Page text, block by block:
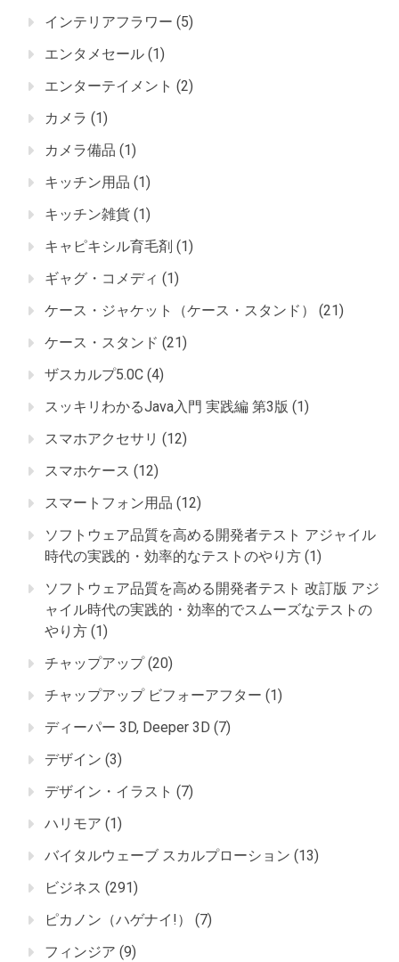
インテリアフラワー (5)
エンタメセール (1)
エンターテイメント (2)
カメラ (1)
カメラ備品 (1)
キッチン用品 (1)
キッチン雑貨 (1)
キャピキシル育毛剤 (1)
ギャグ・コメディ (1)
ケース・ジャケット（ケース・スタンド）
(21)
ケース・スタンド (21)
ザスカルプ5.0C (4)
スッキリわかるJava入門 実践編 第3版 (1)
スマホアクセサリ (12)
スマホケース (12)
スマートフォン用品 (12)
ソフトウェア品質を高める開発者テスト アジャイル
時代の実践的・効率的なテストのやり方 (1)
ソフトウェア品質を高める開発者テスト 改訂版 アジ
ャイル時代の実践的・効率的でスムーズなテストの
やり方 (1)
チャップアップ(20)
チャップアップ ビフォーアフター (1)
ディーパー 3D, Deeper 3D (7)
デザイン (3)
デザイン・イラスト (7)
ハリモア (1)
バイタルウェーブ スカルプローション (13)
ビジネス (291)
ピカノン（ハゲナイ!）
(7)
フィンジア (9)